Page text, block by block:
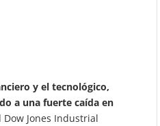
y el tecnológico,
a una fuerte caída en
Dow Jones Industrial